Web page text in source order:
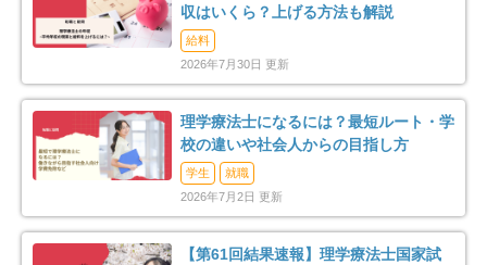
収はいくら？上げる方法も解説
給料
2026年7月30日 更新
理学療法士になるには？最短ルート・学
校の違いや社会人からの目指し方
学生
就職
2026年7月2日 更新
【第61回結果速報】理学療法士国家試